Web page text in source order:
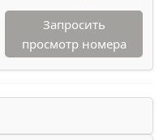
Запросить
просмотр номера